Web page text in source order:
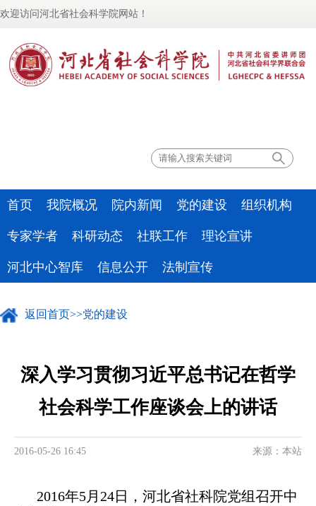
欢迎访问河北省社会科学院网站！
首页 我院概况 院内新闻 党的建设 组织机构
专家学者 科研动态 社联工作 理论宣讲
河北中心智库 信息公开 法制宣传
返回首页>>党的建设
深入学习贯彻习近平总书记在哲学
社会科学工作座谈会上的讲话
2016-05-26 16:45 来源：本站
2016年5月24日，河北省社科院党组召开中